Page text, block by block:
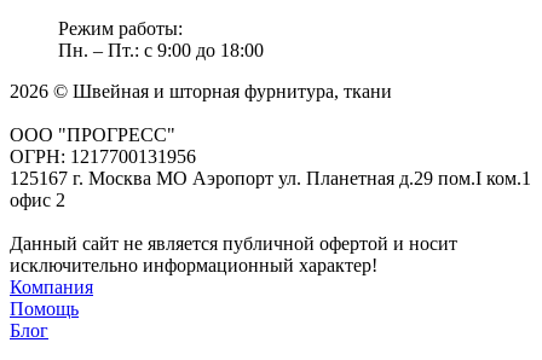
Режим работы:
Пн. – Пт.: с 9:00 до 18:00
2026 © Швейная и шторная фурнитура, ткани
ООО "ПРОГРЕСС"
ОГРН: 1217700131956
125167 г. Москва МО Аэропорт ул. Планетная д.29 пом.I ком.1
офис 2
Данный сайт не является публичной офертой и носит
исключительно информационный характер!
Компания
Помощь
Блог